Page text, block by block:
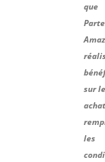
que
sur
les